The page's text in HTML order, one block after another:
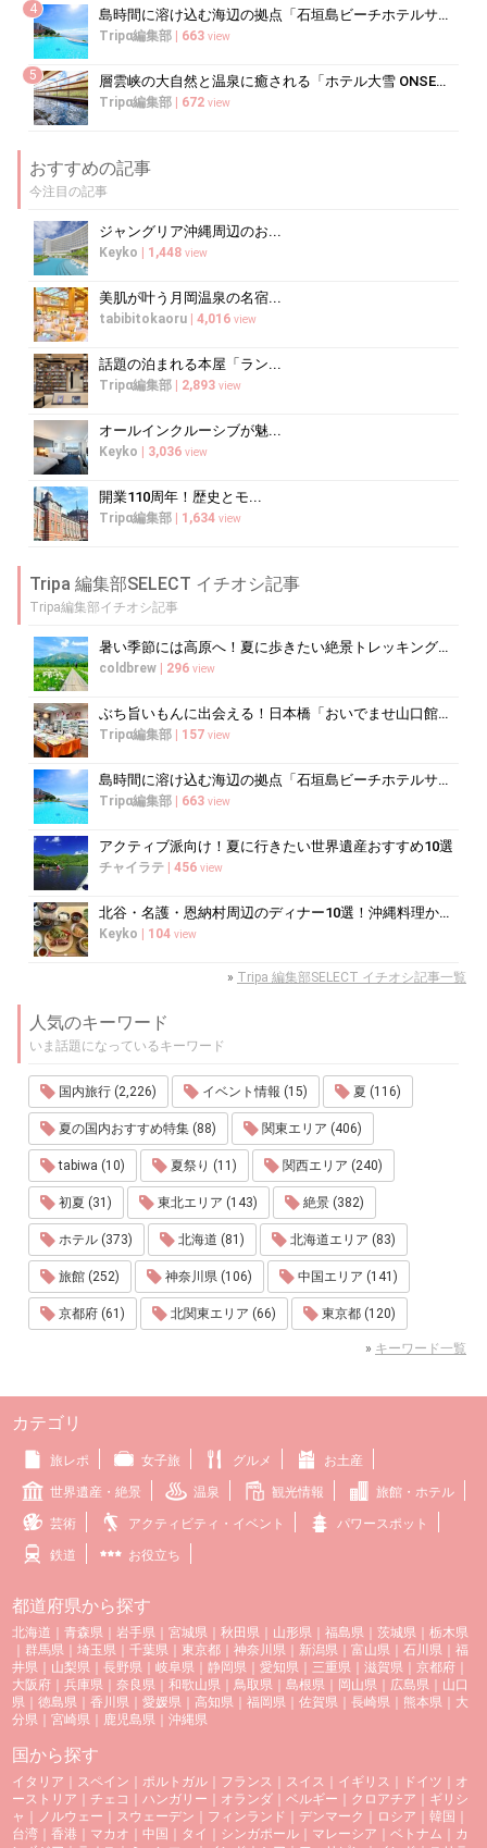
4 島時間に溶け込む海辺の拠点「石垣島ビーチホテルサンシャイン」で心ほどけるく...
Tripα編集部 663 view
5 層雲峡の大自然と温泉に癒される「ホテル大雪 ONSEN&CANYO...
Tripα編集部 672 view
おすすめの記事
今注目の記事
ジャングリア沖縄周辺のお...
Keyko 1,448 view
美肌が叶う月岡温泉の名宿...
tabibitokaoru 4,016 view
話題の泊まれる本屋「ラン...
Tripα編集部 2,893 view
オールインクルーシブが魅...
Keyko 3,036 view
開業110周年！歴史とモ...
Tripα編集部 1,634 view
Tripa 編集部SELECT イチオシ記事
Tripa編集部イチオシ記事
暑い季節には高原へ！夏に歩きたい絶景トレッキング10選
coldbrew 296 view
ぶち旨いもんに出会える！日本橋「おいでませ山口館」で買うべき銘品ガイド
Tripα編集部 157 view
島時間に溶け込む海辺の拠点「石垣島ビーチホテルサンシャイン」で心ほどけるく...
Tripα編集部 663 view
アクティブ派向け！夏に行きたい世界遺産おすすめ10選
チャイラテ 456 view
北谷・名護・恩納村周辺のディナー10選！沖縄料理からコース料理まで
Keyko 104 view
» Tripa 編集部SELECT イチオシ記事一覧
人気のキーワード
いま話題になっているキーワード
国内旅行 (2,226) イベント情報 (15) 夏 (116)
夏の国内おすすめ特集 (88) 関東エリア (406)
tabiwa (10) 夏祭り (11) 関西エリア (240)
初夏 (31) 東北エリア (143) 絶景 (382)
ホテル (373) 北海道 (81) 北海道エリア (83)
旅館 (252) 神奈川県 (106) 中国エリア (141)
京都府 (61) 北関東エリア (66) 東京都 (120)
» キーワード一覧
カテゴリ
旅レポ 女子旅 グルメ お土産
世界遺産・絶景 温泉 観光情報 旅館・ホテル
芸術 アクティビティ・イベント パワースポット
鉄道 お役立ち
都道府県から探す
北海道 ｜青森県 ｜岩手県 ｜宮城県 ｜秋田県 山形県 ｜福島県 ｜茨城県 ｜栃木県
群馬県 ｜埼玉県 ｜千葉県 東京都 ｜神奈川県 新潟県 ｜富山県 ｜石川県 ｜福
井県
山梨県 ｜長野県 ｜岐阜県 静岡県 ｜愛知県 三重県 ｜滋賀県 ｜京都府
大阪府 ｜兵庫県 ｜奈良県 ｜和歌山県 ｜鳥取県 ｜島根県 岡山県 広島県
山口
県 ｜徳島県 ｜香川県 ｜愛媛県 ｜高知県 ｜福岡県 ｜佐賀県 ｜長崎県 熊本県
大
分県 ｜宮崎県 鹿児島県 ｜沖縄県
国から探す
イタリア スペイン ｜ポルトガル フランス スイス イギリス ドイツ
オ
ーストリア ｜チェコ ｜ハンガリー オランダ ｜ベルギー クロアチア
ギリシ
ャ
ノルウェー スウェーデン フィンランド デンマーク ロシア ｜韓国
台湾 ｜香港 マカオ ｜中国 タイ シンガポール マレーシア ｜ベトナム
カ